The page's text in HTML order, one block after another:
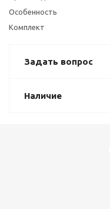
Особенность
Комплект
Задать вопрос
Наличие